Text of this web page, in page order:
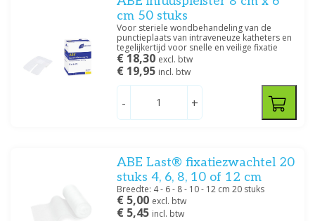
cm 50 stuks
Voor steriele wondbehandeling van de
punctieplaats van intraveneuze katheters en
tegelijkertijd voor snelle en veilige fixatie
€ 18,30 excl. btw
€ 19,95 incl. btw
- +
ABE Last® fixatiezwachtel 20
stuks 4, 6, 8, 10 of 12 cm
Breedte: 4 - 6 - 8 - 10 - 12 cm 20 stuks
€ 5,00 excl. btw
€ 5,45 incl. btw